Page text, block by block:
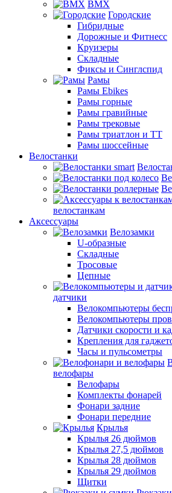
BMX
Городские
Гибридные
Дорожные и Фитнесс
Круизеры
Складные
Фиксы и Синглспид
Рамы
Рамы Ebikes
Рамы горные
Рамы гравийные
Рамы трековые
Рамы триатлон и ТТ
Рамы шоссейные
Велостанки
велостанкам
Аксессуары
Велозамки
U-образные
Складные
Тросовые
Цепные
датчики
Велокомпьютеры
Велокомпьютеры
Датчики скорости и
Крепления для
Часы и пульсометры
велофары
Велофары
Комплекты фонарей
Фонари задние
Фонари передние
Крылья
Крылья 26 дюймов
Крылья 27,5 дюймов
Крылья 28 дюймов
Крылья 29 дюймов
Щитки